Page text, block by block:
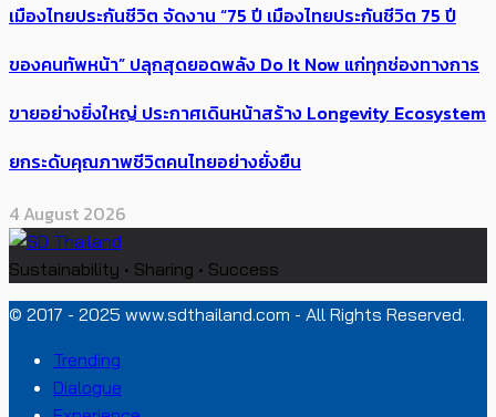
เมืองไทยประกันชีวิต จัดงาน “75 ปี เมืองไทยประกันชีวิต 75 ปี
ของคนทัพหน้า” ปลุกสุดยอดพลัง Do It Now แก่ทุกช่องทางการ
ขายอย่างยิ่งใหญ่ ประกาศเดินหน้าสร้าง Longevity Ecosystem
ยกระดับคุณภาพชีวิตคนไทยอย่างยั่งยืน
4 August 2026
Sustainability • Sharing • Success
© 2017 - 2025 www.sdthailand.com - All Rights Reserved.
Trending
Dialogue